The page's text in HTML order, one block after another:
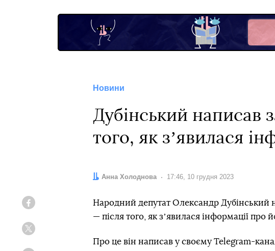
Новини
Дубінський написав
того, як зʼявилася
Автор:
Анна Холоднова Дата:
17:46, 10 грудня 2023
Народний депутат Олександр Дубінський
— після того, як зʼявилася інформації про
Про це він написав у своєму Telegram-